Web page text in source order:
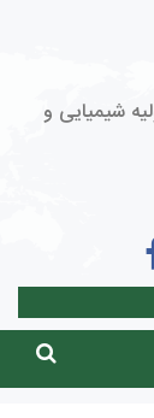
شیمیایی و